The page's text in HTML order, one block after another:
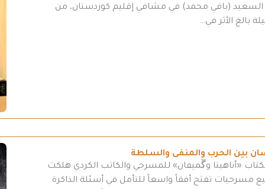
السعيد (بافي محمد) في مشافي إقليم كوردستان، من
بالغ الأثر في…
بين الحرب والمنفى والسلطة
«أناهيتا وگَميفان» للمسرحي والكاتب الكردي هلكت
تفتح أفقاً واسعاً للتأمل في أسئلة الذاكرة